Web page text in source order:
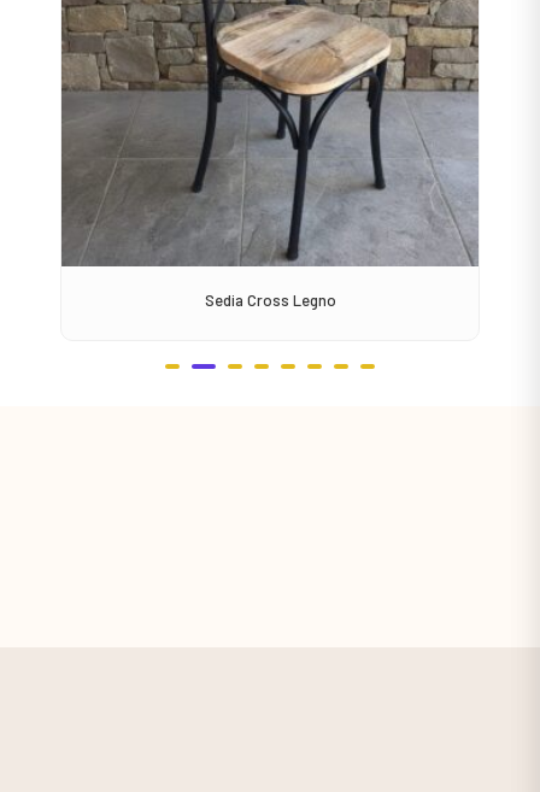
Sedia Cross Legno